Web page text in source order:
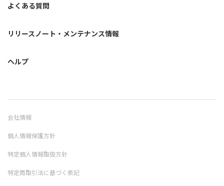
よくある質問
リリースノート・メンテナンス情報
ヘルプ
会社情報
個人情報保護方針
特定個人情報取扱方針
特定商取引法に基づく表記